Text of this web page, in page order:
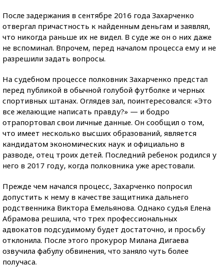
После задержания в сентябре 2016 года Захарченко
отвергал причастность к найденным деньгам и заявлял,
что никогда раньше их не видел. В суде же он о них даже
не вспоминал. Впрочем, перед началом процесса ему и не
разрешили задать вопросы.
На судебном процессе полковник Захарченко предстал
перед публикой в обычной голубой футболке и черных
спортивных штанах. Оглядев зал, поинтересовался: «Это
все желающие написать правду?» — и бодро
отрапортовал свои личные данные. Он сообщил о том,
что имеет несколько высших образований, является
кандидатом экономических наук и официально в
разводе, отец троих детей. Последний ребенок родился у
него в 2017 году, когда полковника уже арестовали.
Прежде чем начался процесс, Захарченко попросил
допустить к нему в качестве защитника дальнего
родственника Виктора Емельянова. Однако судья Елена
Абрамова решила, что трех профессиональных
адвокатов подсудимому будет достаточно, и просьбу
отклонила. После этого прокурор Милана Дигаева
озвучила фабулу обвинения, что заняло чуть более
получаса.